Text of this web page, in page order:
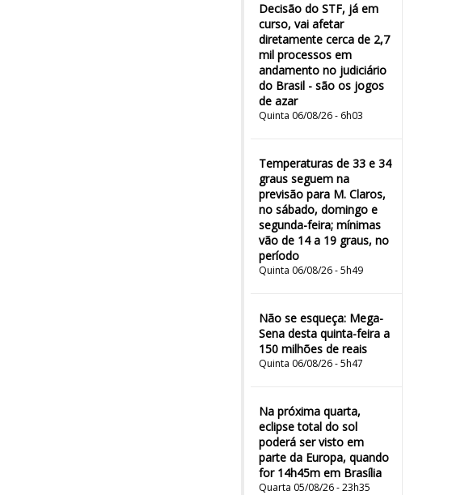
Decisão do STF, já em
curso, vai afetar
diretamente cerca de 2,7
mil processos em
andamento no judiciário
do Brasil - são os jogos
de azar
Quinta 06/08/26 - 6h03
Temperaturas de 33 e 34
graus seguem na
previsão para M. Claros,
no sábado, domingo e
segunda-feira; mínimas
vão de 14 a 19 graus, no
período
Quinta 06/08/26 - 5h49
Não se esqueça: Mega-
Sena desta quinta-feira a
150 milhões de reais
Quinta 06/08/26 - 5h47
Na próxima quarta,
eclipse total do sol
poderá ser visto em
parte da Europa, quando
for 14h45m em Brasília
Quarta 05/08/26 - 23h35